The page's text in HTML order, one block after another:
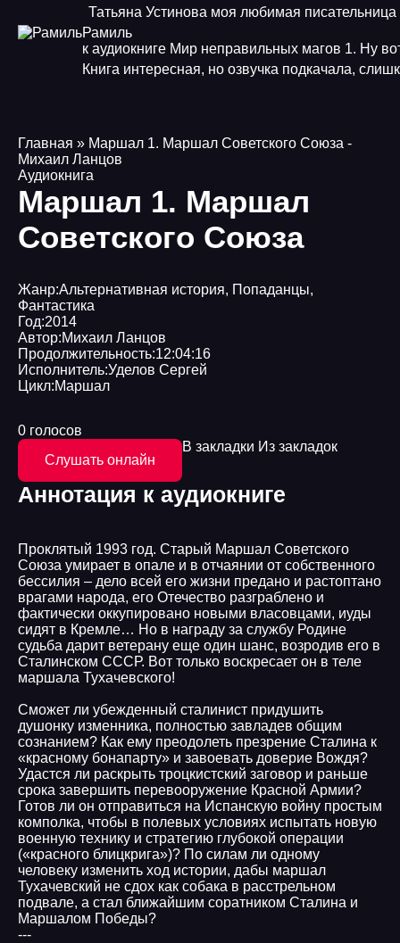
Татьяна Устинова моя любимая писательница
Рамиль
к аудиокниге Мир неправильных магов 1. Ну
Книга интересная, но озвучка подкачала,
Главная » Маршал 1. Маршал Советского Союза -
Михаил Ланцов
Аудиокнига
Маршал 1. Маршал
Советского Союза
Жанр:Альтернативная история, Попаданцы,
Фантастика
Год:2014
Автор:Михаил Ланцов
Продолжительность:12:04:16
Исполнитель:Уделов Сергей
Цикл:Маршал
0 голосов
Слушать онлайн
В закладки Из закладок
Аннотация к аудиокниге
Проклятый 1993 год. Старый Маршал Советского
Союза умирает в опале и в отчаянии от собственного
бессилия – дело всей его жизни предано и растоптано
врагами народа, его Отечество разграблено и
фактически оккупировано новыми власовцами, иуды
сидят в Кремле… Но в награду за службу Родине
судьба дарит ветерану еще один шанс, возродив его в
Сталинском СССР. Вот только воскресает он в теле
маршала Тухачевского!
Сможет ли убежденный сталинист придушить
душонку изменника, полностью завладев общим
сознанием? Как ему преодолеть презрение Сталина к
«красному бонапарту» и завоевать доверие Вождя?
Удастся ли раскрыть троцкистский заговор и раньше
срока завершить перевооружение Красной Армии?
Готов ли он отправиться на Испанскую войну простым
комполка, чтобы в полевых условиях испытать новую
военную технику и стратегию глубокой операции
(«красного блицкрига»)? По силам ли одному
человеку изменить ход истории, дабы маршал
Тухачевский не сдох как собака в расстрельном
подвале, а стал ближайшим соратником Сталина и
Маршалом Победы?
---